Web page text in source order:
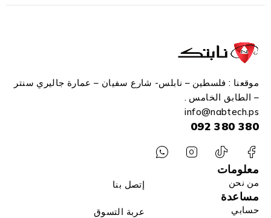
موقعنا : فلسطين – نابلس- شارع سفيان – عمارة جاليري سنتر
– الطابق الخامس .
info@nabtech.ps
380 380 092
معلومات
من نحن إتصل بنا
مساعدة
حسابي
عربة التسوق